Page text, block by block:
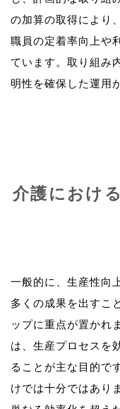
の加算の取得により
職員の定着率向上や
ています。取り組み
介護におけ
一般的に、生産性向
多くの成果を出すこ
ップに重点が置かれ
は、生産プロセスを
ることが主な目的で
けでは十分ではあり